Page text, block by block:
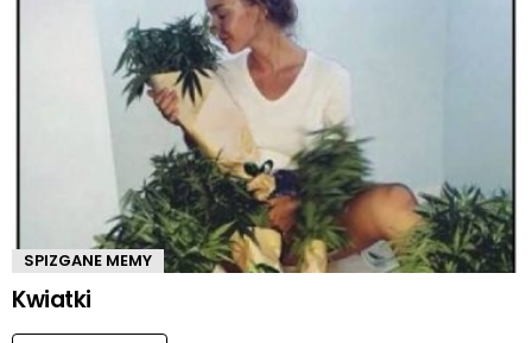
SPIZGANE MEMY
Kwiatki